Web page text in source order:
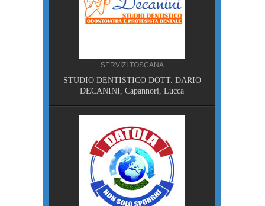
SERVIZI TOSCANA
STUDIO DENTISTICO DOTT. DARIO
DECANINI, Capannori, Lucca